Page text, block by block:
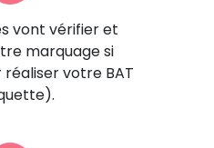
vont vérifier et
marquage si
votre BAT